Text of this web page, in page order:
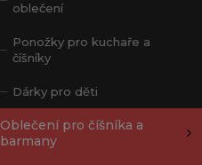
oblečení
Ponožky pro kuchaře a
číšníky
Dárky pro děti
Oblečení pro číšníka a
barmany